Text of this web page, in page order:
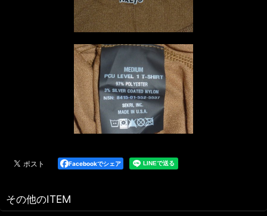
Facebookでシェア
その他のITEM